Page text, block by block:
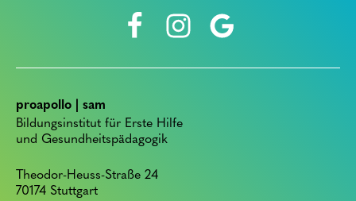
proapollo | sam
Bildungsinstitut für Erste Hilfe
und Gesundheitspädagogik
Theodor-Heuss-Straße 24
70174 Stuttgart